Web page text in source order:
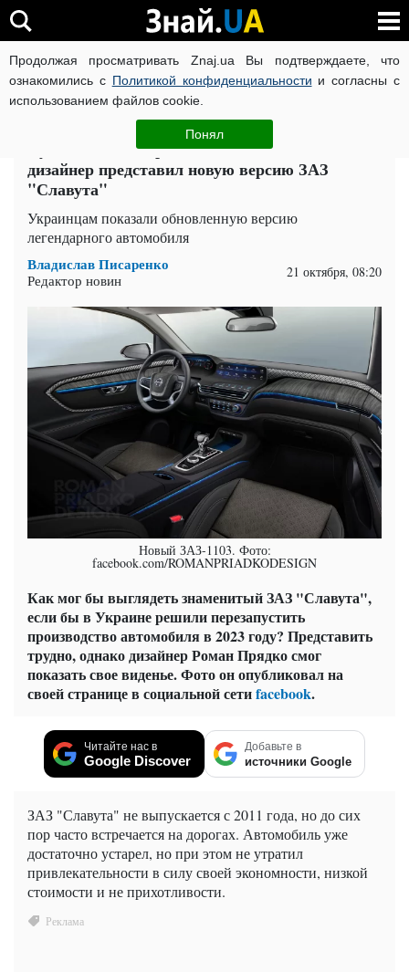
Продолжая просматривать Znaj.ua Вы подтверждаете, что
ознакомились с Политикой конфиденциальности и согласны с
использованием файлов cookie.
Понял
ВОЙНА РОССИИ ПРОТИВ УКРАИНЫ КОРОНАВИРУС В
Auto.Знай ЧИТАТИ УКРАЇНСЬКОЮ
Куколка, от которой взгляд не отвести:
дизайнер представил новую версию ЗАЗ
"Славута"
Украинцам показали обновленную версию
легендарного автомобиля
Владислав Писаренко
Редактор новин 21 октября, 08:20
Новый ЗАЗ-1103. Фото:
facebook.com/ROMANPRIADKODESIGN
Как мог бы выглядеть знаменитый ЗАЗ "Славута",
если бы в Украине решили перезапустить
производство автомобиля в 2023 году? Представить
трудно, однако дизайнер Роман Прядко смог
показать свое виденье. Фото он опубликовал на
своей странице в социальной сетиfacebook.
Читайте нас в
Google Discover
Добавьте в
источники Google
ЗАЗ "Славута" не выпускается с 2011 года, но до сих
пор часто встречается на дорогах. Автомобиль уже
достаточно устарел, но при этом не утратил
привлекательности в силу своей экономности, низкой
стоимости и не прихотливости.